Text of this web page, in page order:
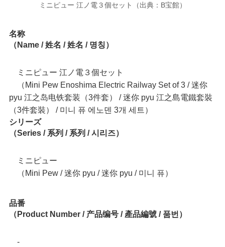
ミニピュー 江ノ電３個セット（出典：B宝館）
名称
（Name / 姓名 / 姓名 / 명칭）
ミニピュー 江ノ電３個セット
（Mini Pew Enoshima Electric Railway Set of 3 / 迷你
pyu 江之岛电铁套装（3件套） / 迷你 pyu 江之島電鐵套裝
（3件套裝） / 미니 퓨 에노덴 3개 세트）
シリーズ
（Series / 系列 / 系列 / 시리즈）
ミニピュー
（Mini Pew / 迷你 pyu / 迷你 pyu / 미니 퓨）
品番
（Product Number / 产品编号 / 產品編號 / 품번）
-